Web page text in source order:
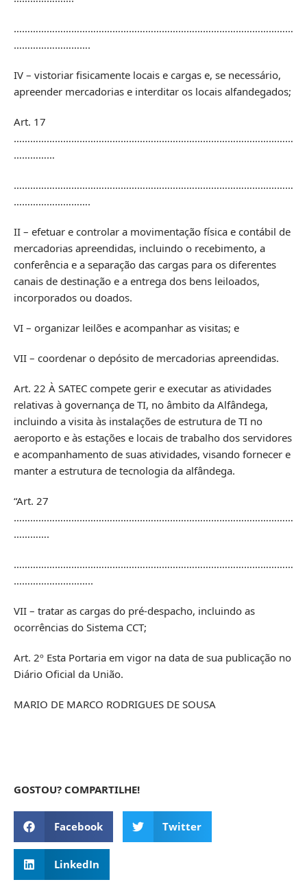
…………………………………………………………………………………………
……………………….
IV – vistoriar fisicamente locais e cargas e, se necessário,
apreender mercadorias e interditar os locais alfandegados;
Art. 17
…………………………………………………………………………………………
……………
…………………………………………………………………………………………
……………………….
II – efetuar e controlar a movimentação física e contábil de
mercadorias apreendidas, incluindo o recebimento, a
conferência e a separação das cargas para os diferentes
canais de destinação e a entrega dos bens leiloados,
incorporados ou doados.
VI – organizar leilões e acompanhar as visitas; e
VII – coordenar o depósito de mercadorias apreendidas.
Art. 22 À SATEC compete gerir e executar as atividades
relativas à governança de TI, no âmbito da Alfândega,
incluindo a visita às instalações de estrutura de TI no
aeroporto e às estações e locais de trabalho dos servidores
e acompanhamento de suas atividades, visando fornecer e
manter a estrutura de tecnologia da alfândega.
“Art. 27
…………………………………………………………………………………………
………….
…………………………………………………………………………………………
………………………..
VII – tratar as cargas do pré-despacho, incluindo as
ocorrências do Sistema CCT;
Art. 2º Esta Portaria em vigor na data de sua publicação no
Diário Oficial da União.
MARIO DE MARCO RODRIGUES DE SOUSA
GOSTOU? COMPARTILHE!
Facebook Twitter
LinkedIn